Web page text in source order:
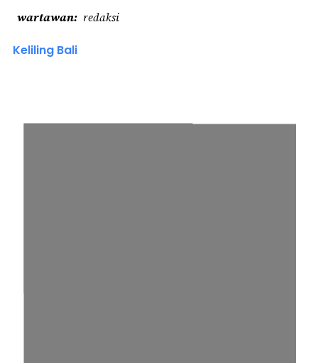
wartawan redaksi
Keliling Bali